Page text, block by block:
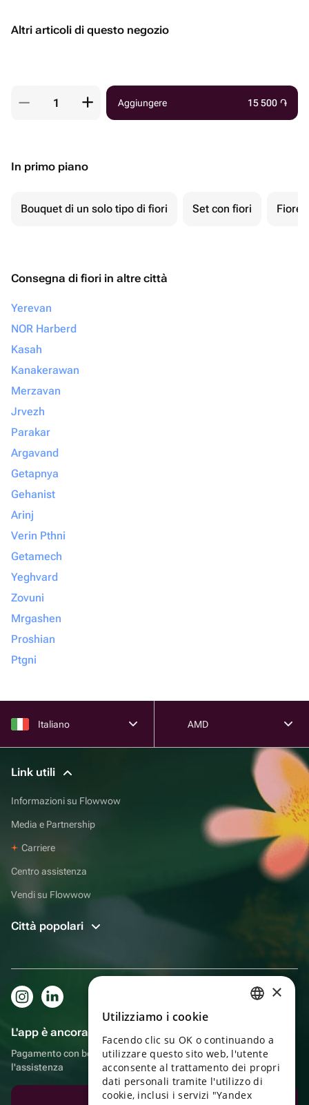
Altri articoli di questo negozio
Aggiungere 15 500 ֏
In primo piano
Bouquet di un solo tipo di fiori Set con fiori Fiore
Consegna di fiori in altre città
Yerevan
NOR Harberd
Kasah
Kanakerawan
Merzavan
Jrvezh
Parakar
Argavand
Getapnya
Gehanist
Arinj
Verin Pthni
Getamech
Yeghvard
Zovuni
Mrgashen
Proshian
Ptgni
Italiano AMD
Link utili
Informazioni su Flowwow
Media e Partnership
Carriere
Centro assistenza
Vendi su Flowwow
Città popolari
L'app è ancora più comoda!
Pagamento con bonus, autoconsegna, comoda chat con
l'assistenza
Scarica l'app
ENGLISH
UKRAINIAN
PORTUGUESE
×
Utilizziamo i cookie
Facendo clic su OK o continuando a
utilizzare questo sito web, l'utente
acconsente al trattamento dei propri
dati personali tramite l'utilizzo di
cookie, inclusi i servizi "Yandex